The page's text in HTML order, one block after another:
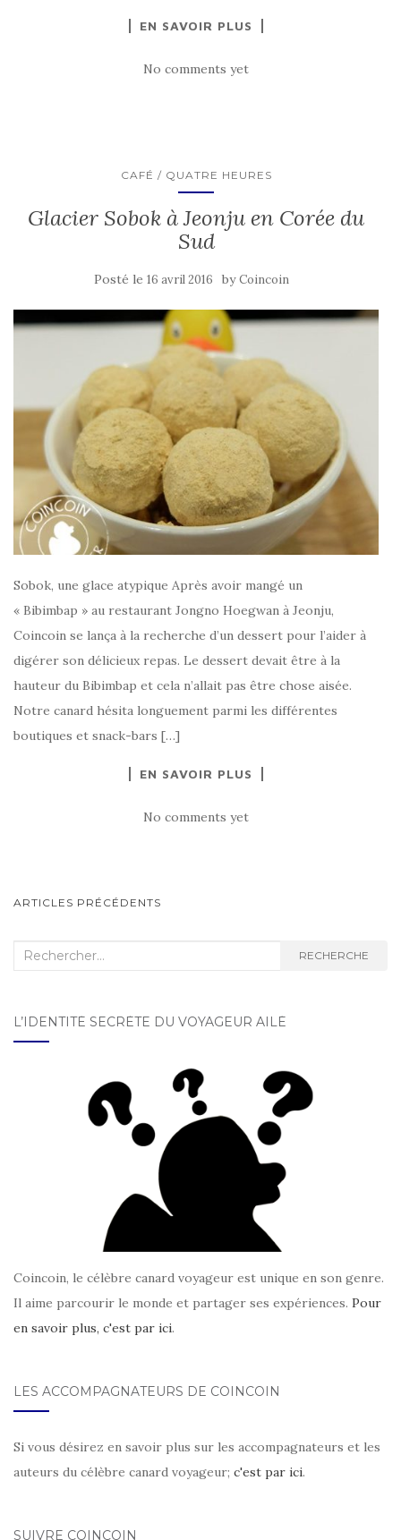
EN SAVOIR PLUS
No comments yet
CAFÉ / QUATRE HEURES
Glacier Sobok à Jeonju en Corée du
Sud
Posté le 16 avril 2016 byCoincoin
Sobok, une glace atypique Après avoir mangé un
« Bibimbap » au restaurant Jongno Hoegwan à Jeonju,
Coincoin se lança à la recherche d’un dessert pour l’aider à
digérer son délicieux repas. Le dessert devait être à la
hauteur du Bibimbap et cela n’allait pas être chose aisée.
Notre canard hésita longuement parmi les différentes
boutiques et snack-bars […]
EN SAVOIR PLUS
No comments yet
ARTICLES
ARTICLES PRÉCÉDENTS
Recherche : RECHERCHE
L’IDENTITÉ SECRÈTE DU VOYAGEUR AILÉ
Coincoin, le célèbre canard voyageur est unique en son genre.
Il aime parcourir le monde et partager ses expériences. Pour
en savoir plus, c'est par ici.
LES ACCOMPAGNATEURS DE COINCOIN
Si vous désirez en savoir plus sur les accompagnateurs et les
auteurs du célèbre canard voyageur; c'est par ici.
SUIVRE COINCOIN